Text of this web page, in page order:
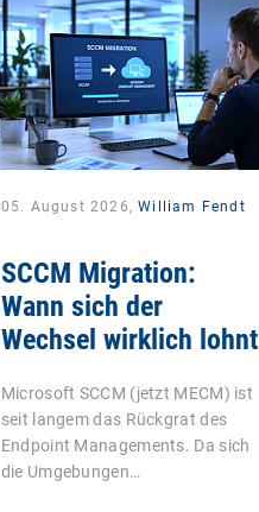
05. August 2026,William Fendt
SCCM Migration:
Wann sich der
Wechsel wirklich lohnt
Microsoft SCCM (jetzt MECM) ist
seit langem das Rückgrat des
Endpoint Managements. Da sich
die Umgebungen…